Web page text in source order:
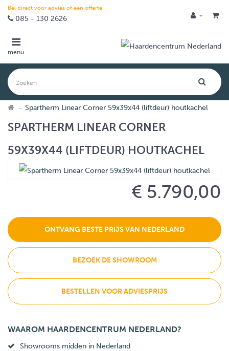
Bel direct voor advies of een offerte
085 - 130 2626
menu
Spartherm Linear Corner 59x39x44 (liftdeur) houtkachel
SPARTHERM LINEAR CORNER
59X39X44 (LIFTDEUR) HOUTKACHEL
€ 5.790,00
ONTVANG BESTE PRIJS VAN NEDERLAND
BEZOEK DE SHOWROOM
BESTELLEN VOOR ADVIESPRIJS
WAAROM HAARDENCENTRUM NEDERLAND?
Showrooms midden in Nederland